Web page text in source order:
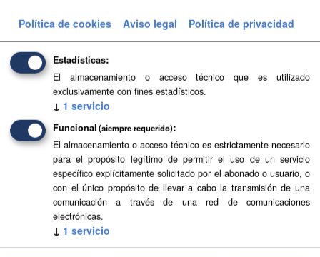
Tuineje . Esta información es producida y mantenida por el
Gobierno de Canarias y ha contado con la financiación
del...
SIPU PDF HTML FIP
Planeamiento urbanístico de Adeje
Planeamiento urbanístico sistematizado del municipio de
Adeje . Esta información es producida y mantenida por el
Gobierno de Canarias y ha contado con la financiación
PDF HTML FIP
Planeamiento urbanístico de El Pinar
Política de cookies Aviso legal Política de privacidad
Estadísticas
El almacenamiento o acceso técnico que es utilizado
exclusivamente con fines estadísticos.
↓ 1 servicio
Funcional (siempre requerido)
El almacenamiento o acceso técnico es estrictamente necesario
para el propósito legítimo de permitir el uso de un servicio
específico explícitamente solicitado por el abonado o usuario, o
con el único propósito de llevar a cabo la transmisión de una
comunicación a través de una red de comunicaciones
electrónicas.
↓ 1 servicio